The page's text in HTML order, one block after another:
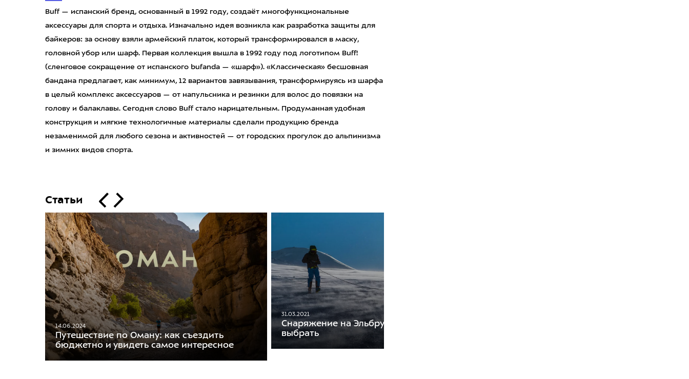
Buff — испанский бренд, основанный в 1992 году, создаёт многофункциональные
аксессуары для спорта и отдыха. Изначально идея возникла как разработка защиты для
байкеров: за основу взяли армейский платок, который трансформировался в маску,
головной убор или шарф. Первая коллекция вышла в 1992 году под логотипом Buff!
(сленговое сокращение от испанского bufanda — «шарф»). «Классическая» бесшовная
бандана предлагает, как минимум, 12 вариантов завязывания, трансформируясь из шарфа
в целый комплекс аксессуаров — от напульсника и резинки для волос до повязки на
голову и балаклавы. Сегодня слово Buff стало нарицательным. Продуманная удобная
конструкция и мягкие технологичные материалы сделали продукцию бренда
незаменимой для любого сезона и активностей — от городских прогулок до альпинизма
и зимних видов спорта.
Статьи
14.06.2024
Путешествие по Оману: как съездить
бюджетно и увидеть самое интересное
31.03.2021
Снаряжение на Эльбрус. Что взять и как
выбрать